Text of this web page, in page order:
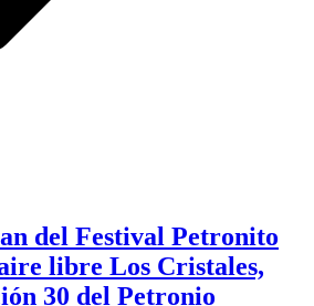
del Festival Petronito
libre Los Cristales,
30 del Petronio